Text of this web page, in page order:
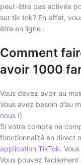
peut-être pas activée
sur tik tok? En effet,
être en ligne :
Comment
avoir 1000
Vous devez avoir au
Vous avez besoin d’au
nous !)
Si votre compte ne
fonctionnalité en direct
application TikTok.
Vous pouvez